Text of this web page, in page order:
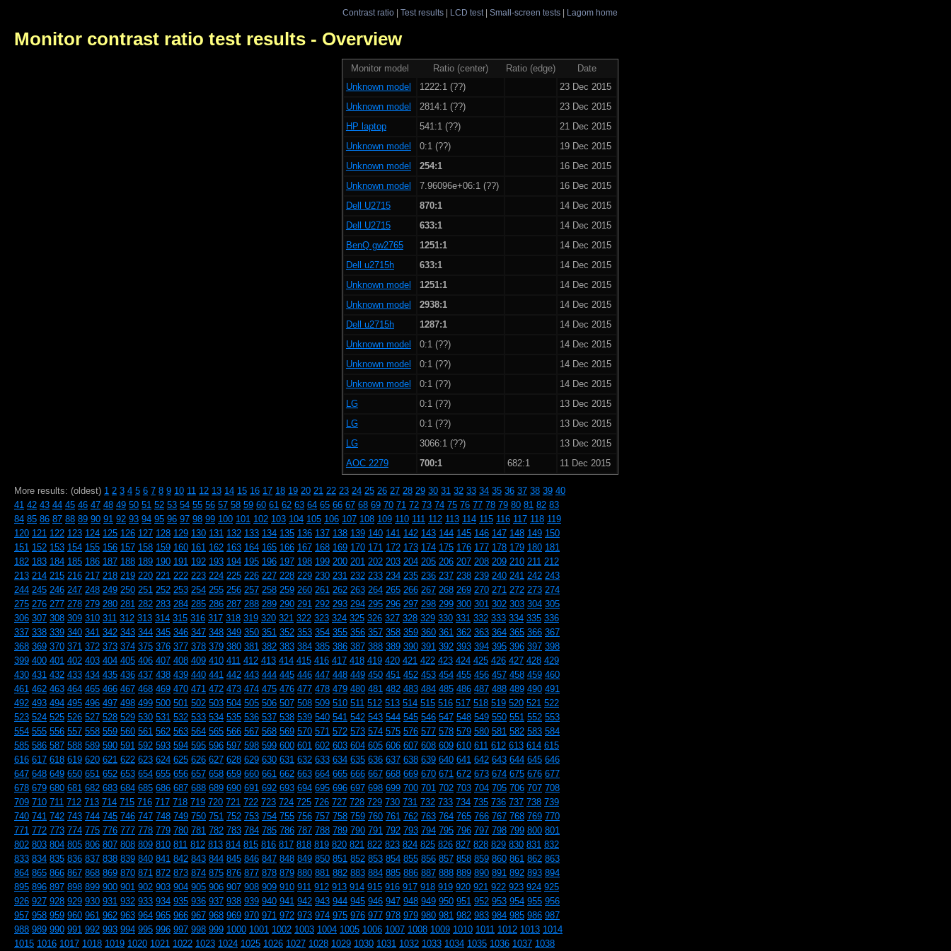
Contrast ratio| Test results| LCD test| Small-screen tests| Lagom home
Monitor contrast ratio test results - Overview
Monitor model Ratio (center) Ratio (edge)
Date
Unknown model
1222:1 (??)
23 Dec 2015
Unknown model
2814:1 (??)
23 Dec 2015
HP laptop
541:1 (??)
21 Dec 2015
Unknown model
0:1 (??)
19 Dec 2015
Unknown model
254:1
16 Dec 2015
Unknown model
7.96096e+06:1 (??)
16 Dec 2015
Dell U2715
870:1
14 Dec 2015
Dell U2715
633:1
14 Dec 2015
BenQ gw2765
1251:1
14 Dec 2015
Dell u2715h
633:1
14 Dec 2015
Unknown model
1251:1
14 Dec 2015
Unknown model
2938:1
14 Dec 2015
Dell u2715h
1287:1
14 Dec 2015
Unknown model
0:1 (??)
14 Dec 2015
Unknown model
0:1 (??)
14 Dec 2015
Unknown model
0:1 (??)
14 Dec 2015
LG
0:1 (??)
13 Dec 2015
LG
0:1 (??)
13 Dec 2015
LG
3066:1 (??)
13 Dec 2015
AOC 2279
700:1 682:1 11 Dec 2015
More results: (oldest) 1 2 3 4 5 6 7 8 9 10 11 12 13 14 15 16 17 18 19 20 21 22 23 24 25 26 27 28 29 30 31 32 33 34 35 36 37 38 39 40
41 42 43 44 45 46 47 48 49 50 51 52 53 54 55 56 57 58 59 60 61 62 63 64 65 66 67 68 69 70 71 72 73 74 75 76 77 78 79 80 81 82 83
84 85 86 87 88 89 90 91 92 93 94 95 96 97 98 99 100 101 102 103 104 105 106 107 108 109 110 111 112 113 114 115 116 117 118 119
120 121 122 123 124 125 126 127 128 129 130 131 132 133 134 135 136 137 138 139 140 141 142 143 144 145 146 147 148 149 150
151 152 153 154 155 156 157 158 159 160 161 162 163 164 165 166 167 168 169 170 171 172 173 174 175 176 177 178 179 180 181
182 183 184 185 186 187 188 189 190 191 192 193 194 195 196 197 198 199 200 201 202 203 204 205 206 207 208 209 210 211 212
213 214 215 216 217 218 219 220 221 222 223 224 225 226 227 228 229 230 231 232 233 234 235 236 237 238 239 240 241 242 243
244 245 246 247 248 249 250 251 252 253 254 255 256 257 258 259 260 261 262 263 264 265 266 267 268 269 270 271 272 273 274
275 276 277 278 279 280 281 282 283 284 285 286 287 288 289 290 291 292 293 294 295 296 297 298 299 300 301 302 303 304 305
306 307 308 309 310 311 312 313 314 315 316 317 318 319 320 321 322 323 324 325 326 327 328 329 330 331 332 333 334 335 336
337 338 339 340 341 342 343 344 345 346 347 348 349 350 351 352 353 354 355 356 357 358 359 360 361 362 363 364 365 366 367
368 369 370 371 372 373 374 375 376 377 378 379 380 381 382 383 384 385 386 387 388 389 390 391 392 393 394 395 396 397 398
399 400 401 402 403 404 405 406 407 408 409 410 411 412 413 414 415 416 417 418 419 420 421 422 423 424 425 426 427 428 429
430 431 432 433 434 435 436 437 438 439 440 441 442 443 444 445 446 447 448 449 450 451 452 453 454 455 456 457 458 459 460
461 462 463 464 465 466 467 468 469 470 471 472 473 474 475 476 477 478 479 480 481 482 483 484 485 486 487 488 489 490 491
492 493 494 495 496 497 498 499 500 501 502 503 504 505 506 507 508 509 510 511 512 513 514 515 516 517 518 519 520 521 522
523 524 525 526 527 528 529 530 531 532 533 534 535 536 537 538 539 540 541 542 543 544 545 546 547 548 549 550 551 552 553
554 555 556 557 558 559 560 561 562 563 564 565 566 567 568 569 570 571 572 573 574 575 576 577 578 579 580 581 582 583 584
585 586 587 588 589 590 591 592 593 594 595 596 597 598 599 600 601 602 603 604 605 606 607 608 609 610 611 612 613 614 615
616 617 618 619 620 621 622 623 624 625 626 627 628 629 630 631 632 633 634 635 636 637 638 639 640 641 642 643 644 645 646
647 648 649 650 651 652 653 654 655 656 657 658 659 660 661 662 663 664 665 666 667 668 669 670 671 672 673 674 675 676 677
678 679 680 681 682 683 684 685 686 687 688 689 690 691 692 693 694 695 696 697 698 699 700 701 702 703 704 705 706 707 708
709 710 711 712 713 714 715 716 717 718 719 720 721 722 723 724 725 726 727 728 729 730 731 732 733 734 735 736 737 738 739
740 741 742 743 744 745 746 747 748 749 750 751 752 753 754 755 756 757 758 759 760 761 762 763 764 765 766 767 768 769 770
771 772 773 774 775 776 777 778 779 780 781 782 783 784 785 786 787 788 789 790 791 792 793 794 795 796 797 798 799 800 801
802 803 804 805 806 807 808 809 810 811 812 813 814 815 816 817 818 819 820 821 822 823 824 825 826 827 828 829 830 831 832
833 834 835 836 837 838 839 840 841 842 843 844 845 846 847 848 849 850 851 852 853 854 855 856 857 858 859 860 861 862 863
864 865 866 867 868 869 870 871 872 873 874 875 876 877 878 879 880 881 882 883 884 885 886 887 888 889 890 891 892 893 894
895 896 897 898 899 900 901 902 903 904 905 906 907 908 909 910 911 912 913 914 915 916 917 918 919 920 921 922 923 924 925
926 927 928 929 930 931 932 933 934 935 936 937 938 939 940 941 942 943 944 945 946 947 948 949 950 951 952 953 954 955 956
957 958 959 960 961 962 963 964 965 966 967 968 969 970 971 972 973 974 975 976 977 978 979 980 981 982 983 984 985 986 987
988 989 990 991 992 993 994 995 996 997 998 999 1000 1001 1002 1003 1004 1005 1006 1007 1008 1009 1010 1011 1012 1013 1014
1015 1016 1017 1018 1019 1020 1021 1022 1023 1024 1025 1026 1027 1028 1029 1030 1031 1032 1033 1034 1035 1036 1037 1038